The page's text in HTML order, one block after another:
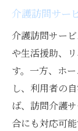
介護訪問サー
介護訪問サー
や生活援助、
す。一方、ホ
し、利用者の
ば、訪問介護
合にも対応可